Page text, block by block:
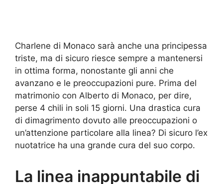
Charlene di Monaco sarà anche una principessa
triste, ma di sicuro riesce sempre a mantenersi
in ottima forma, nonostante gli anni che
avanzano e le preoccupazioni pure. Prima del
matrimonio con Alberto di Monaco, per dire,
perse 4 chili in soli 15 giorni. Una drastica cura
di dimagrimento dovuto alle preoccupazioni o
un’attenzione particolare alla linea? Di sicuro l’ex
nuotatrice ha una grande cura del suo corpo.
La linea inappuntabile di